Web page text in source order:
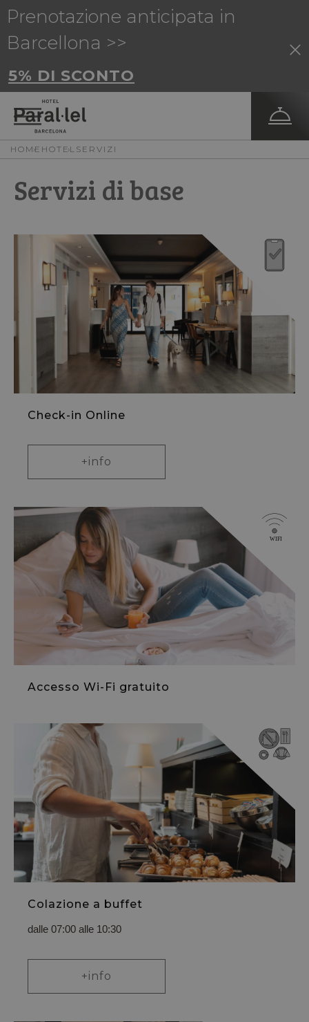
Prenotazione anticipata in
Barcellona >>
5% DI SCONTO
HOME HOTEL SERVIZI
Servizi di base
Check-in Online
+info
Accesso Wi-Fi gratuito
Colazione a buffet
dalle 07:00 alle 10:30
+info